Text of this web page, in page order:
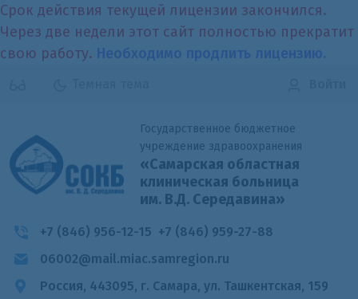
Срок действия текущей лицензии закончился.
Через две недели этот сайт полностью прекратит
свою работу.
Государственное бюджетное
учреждение здравоохранения
«Самарская областная
клиническая больница
им. В.Д. Середавина»
+7 (846) 956-12-15 +7 (846) 959-27-88
06002@mail.miac.samregion.ru
Россия, 443095, г. Самара, ул. Ташкентская, 159